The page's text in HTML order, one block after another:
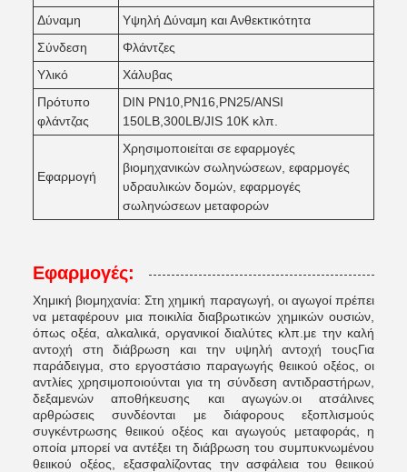
Δύναμη
Υψηλή Δύναμη και Ανθεκτικότητα
Σύνδεση
Φλάντζες
Υλικό
Χάλυβας
Πρότυπο
φλάντζας
DIN PN10,PN16,PN25/ANSI
150LB,300LB/JIS 10K κλπ.
Εφαρμογή
Χρησιμοποιείται σε εφαρμογές
βιομηχανικών σωληνώσεων, εφαρμογές
υδραυλικών δομών, εφαρμογές
σωληνώσεων μεταφορών
Εφαρμογές:
Χημική βιομηχανία: Στη χημική παραγωγή, οι αγωγοί πρέπει
να μεταφέρουν μια ποικιλία διαβρωτικών χημικών ουσιών,
όπως οξέα, αλκαλικά, οργανικοί διαλύτες κλπ.με την καλή
αντοχή στη διάβρωση και την υψηλή αντοχή τουςΓια
παράδειγμα, στο εργοστάσιο παραγωγής θειικού οξέος, οι
αντλίες χρησιμοποιούνται για τη σύνδεση αντιδραστήρων,
δεξαμενών αποθήκευσης και αγωγών.οι ατσάλινες
αρθρώσεις συνδέονται με διάφορους εξοπλισμούς
συγκέντρωσης θειικού οξέος και αγωγούς μεταφοράς, η
οποία μπορεί να αντέξει τη διάβρωση του συμπυκνωμένου
θειικού οξέος, εξασφαλίζοντας την ασφάλεια του θειικού